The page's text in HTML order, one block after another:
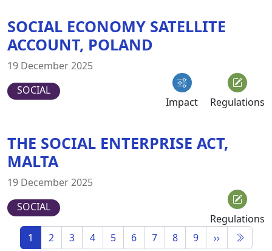
SOCIAL ECONOMY SATELLITE
ACCOUNT, POLAND
19 December 2025
SOCIAL
Impact
Regulations
THE SOCIAL ENTERPRISE ACT,
MALTA
19 December 2025
SOCIAL
Regulations
1
2 3 4 5 6 7 8 9 ››